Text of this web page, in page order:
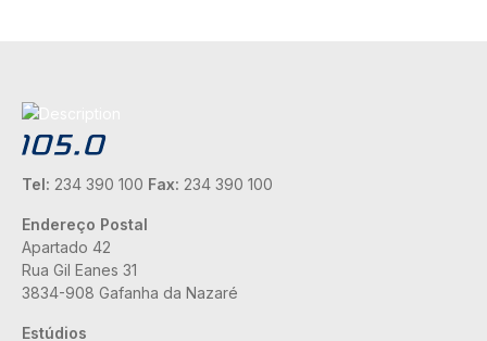
Tel: 234 390 100 Fax: 234 390 100
Endereço Postal
Apartado 42
Rua Gil Eanes 31
3834-908 Gafanha da Nazaré
Estúdios